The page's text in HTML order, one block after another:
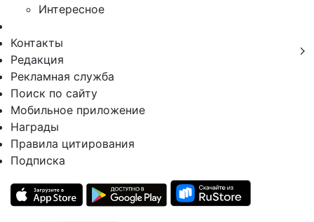
Интересное
Контакты
Редакция
Рекламная служба
Поиск по сайту
Мобильное приложение
Награды
Правила цитирования
Подписка